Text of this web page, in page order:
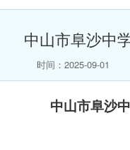
正公告
求公示
结果
楼面地价出
总价出价
中山市阜沙中
时间：2025-09-01
中山市阜沙